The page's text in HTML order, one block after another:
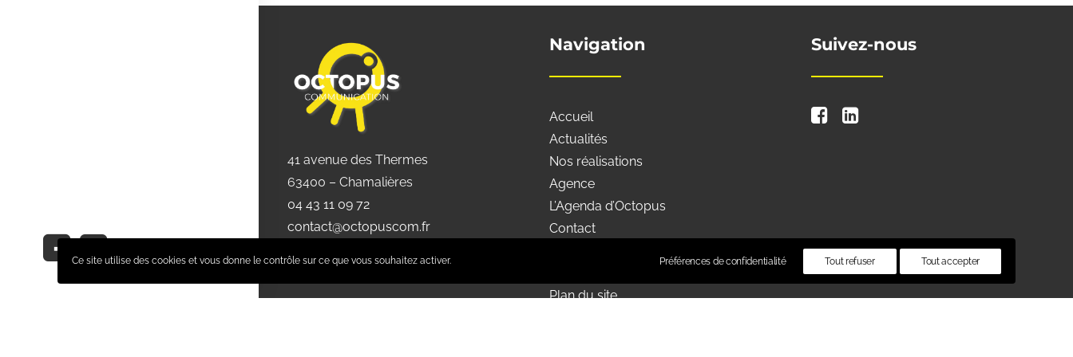
41 avenue des Thermes
63400 – Chamalières
04 43 11 09 72
contact@octopuscom.fr
Navigation
Accueil
Actualités
Nos réalisations
Agence
L’Agenda d’Octopus
Contact
Plan du site
Suivez-nous
Ce site utilise des cookies et vous donne le contrôle sur ce que vous souhaitez activer. Préférences de confidentialité Tout refuser Tout accepter